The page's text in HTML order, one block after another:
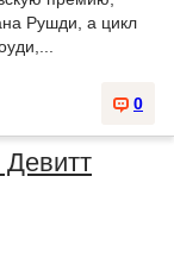
Рушди, а цикл
0